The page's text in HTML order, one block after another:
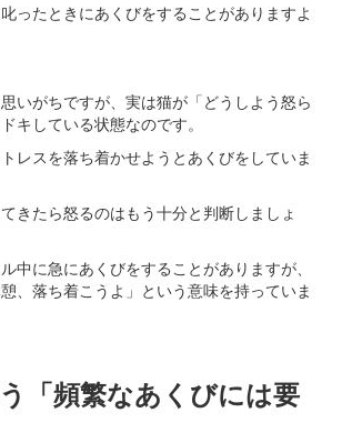
ったときにあくびをすることがありますよ
いがちですが、実は猫が「どうしよう怒ら
キしている状態なのです。
レスを落ち着かせようとあくびをしていま
きたら怒るのはもう十分と判断しましょ
中に急にあくびをすることがありますが、
、落ち着こうよ」という意味を持っていま
「頻繁なあくびには要